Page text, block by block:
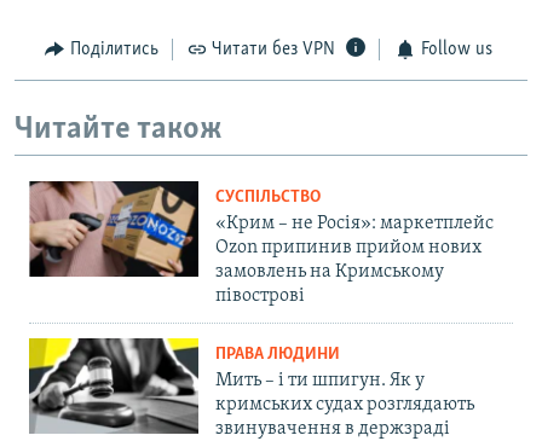
Поділитись Читати без VPN Follow us
Читайте також
СУСПІЛЬСТВО
«Крим – не Росія»: маркетплейс
Ozon припинив прийом нових
замовлень на Кримському
півострові
ПРАВА ЛЮДИНИ
Мить – і ти шпигун. Як у
кримських судах розглядають
звинувачення в держзраді